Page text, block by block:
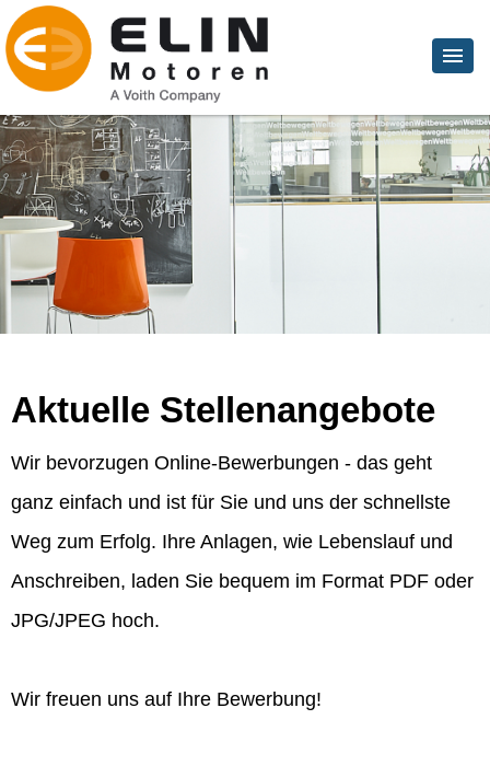
Aktuelle Stellenangebote
Wir bevorzugen Online-Bewerbungen - das geht
ganz einfach und ist für Sie und uns der schnellste
Weg zum Erfolg. Ihre Anlagen, wie Lebenslauf und
Anschreiben, laden Sie bequem im Format PDF oder
JPG/JPEG hoch.
Wir freuen uns auf Ihre Bewerbung!